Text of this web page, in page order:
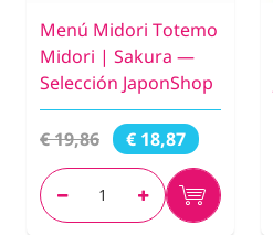
Menú Midori Totemo
Midori | Sakura —
Selección JaponShop
€ 19,86 € 18,87